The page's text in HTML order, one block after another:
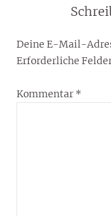
Deine E-Mail-
Erforderliche
Kommentar *